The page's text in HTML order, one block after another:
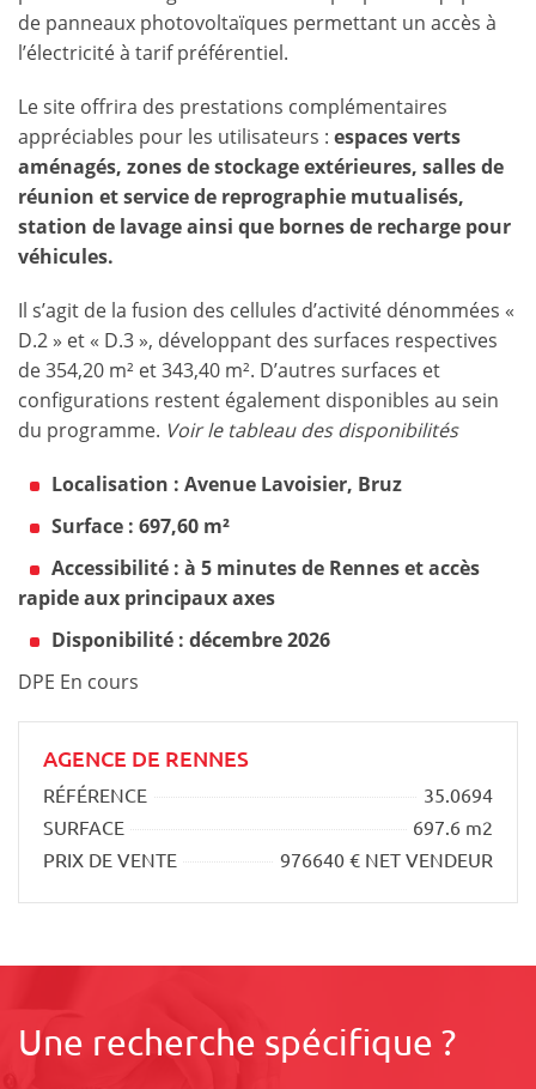
de panneaux photovoltaïques permettant un accès à
l’électricité à tarif préférentiel.
Le site offrira des prestations complémentaires
appréciables pour les utilisateurs : espaces verts
aménagés, zones de stockage extérieures, salles de
réunion et service de reprographie mutualisés,
station de lavage ainsi que bornes de recharge pour
véhicules.
Il s’agit de la fusion des cellules d’activité dénommées «
D.2 » et « D.3 », développant des surfaces respectives
de 354,20 m² et 343,40 m². D’autres surfaces et
configurations restent également disponibles au sein
du programme. Voir le tableau des disponibilités
Localisation : Avenue Lavoisier, Bruz
Surface : 697,60 m²
Accessibilité : à 5 minutes de Rennes et accès
rapide aux principaux axes
Disponibilité : décembre 2026
DPE En cours
AGENCE DE RENNES
RÉFÉRENCE
35.0694
SURFACE
697.6 m2
PRIX DE VENTE
976640 € NET VENDEUR
Une recherche spécifique ?